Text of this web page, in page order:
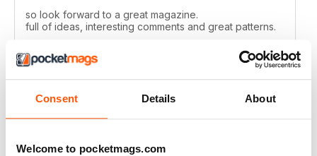
Consent Details About
Welcome to pocketmags.com
so look forward to a great magazine.
full of ideas, interesting comments and great patterns.
Recensito 30 luglio 2020
Love the articles, the yarns, the patterns!